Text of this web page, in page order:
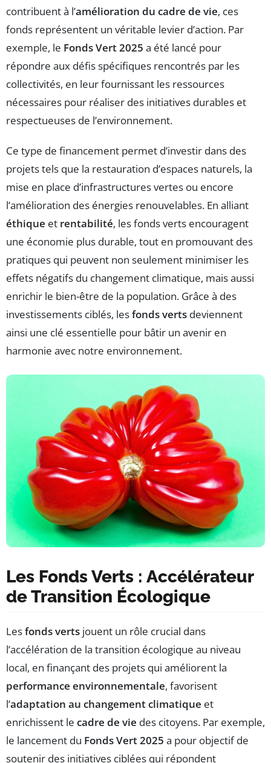
contribuent à l’amélioration du cadre de vie, ces
fonds représentent un véritable levier d’action. Par
exemple, le Fonds Vert 2025 a été lancé pour
répondre aux défis spécifiques rencontrés par les
collectivités, en leur fournissant les ressources
nécessaires pour réaliser des initiatives durables et
respectueuses de l’environnement.
Ce type de financement permet d’investir dans des
projets tels que la restauration d’espaces naturels, la
mise en place d’infrastructures vertes ou encore
l’amélioration des énergies renouvelables. En alliant
éthique et rentabilité, les fonds verts encouragent
une économie plus durable, tout en promouvant des
pratiques qui peuvent non seulement minimiser les
effets négatifs du changement climatique, mais aussi
enrichir le bien-être de la population. Grâce à des
investissements ciblés, lesfonds verts deviennent
ainsi une clé essentielle pour bâtir un avenir en
harmonie avec notre environnement.
Les Fonds Verts : Accélérateur
de Transition Écologique
Lesfonds verts jouent un rôle crucial dans
l’accélération de la transition écologique au niveau
local, en finançant des projets qui améliorent la
performance environnementale, favorisent
l’adaptation au changement climatique et
enrichissent le cadre de vie des citoyens. Par exemple,
le lancement du Fonds Vert 2025 a pour objectif de
soutenir des initiatives ciblées qui répondent